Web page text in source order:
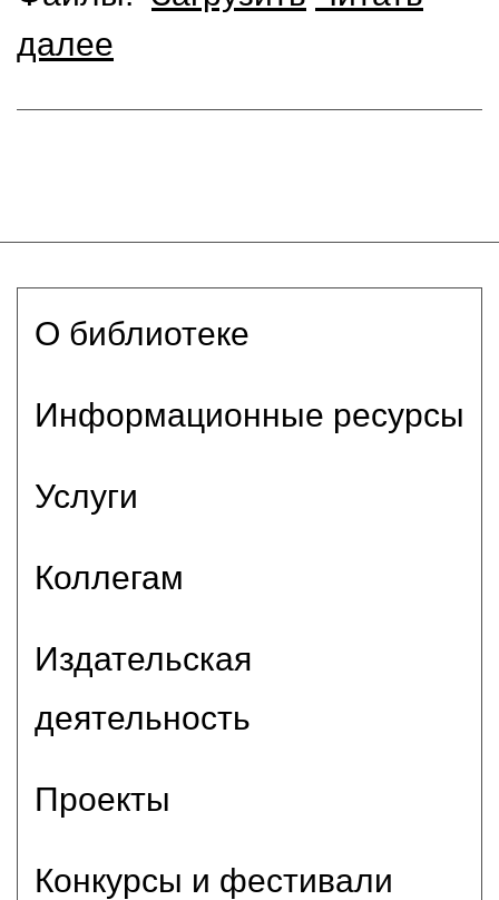
далее
О библиотеке
Информационные ресурсы
Услуги
Коллегам
Издательская
деятельность
Проекты
Конкурсы и фестивали